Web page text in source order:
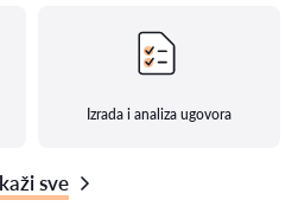
Izrada i analiza ugovora
sve